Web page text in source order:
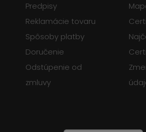
Predpisy
Reklamácie tovaru
Spôsoby platby
Doručenie
Odstúpenie od
zmluvy